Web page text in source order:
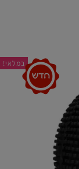
במלאי!